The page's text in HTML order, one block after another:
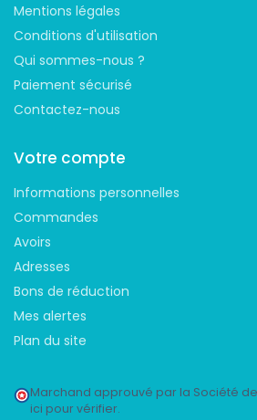
Mentions légales
Conditions d'utilisation
Qui sommes-nous ?
Paiement sécurisé
Contactez-nous
Votre compte
Informations personnelles
Commandes
Avoirs
Adresses
Bons de réduction
Mes alertes
Plan du site
Marchand approuvé par la Société
ici pour vérifier.